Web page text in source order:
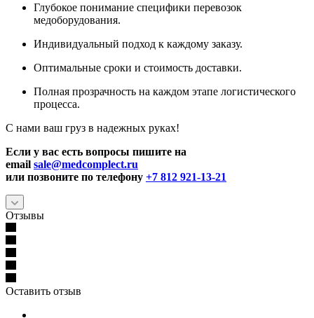
Глубокое понимание специфики перевозок
медоборудования.
Индивидуальный подход к каждому заказу.
Оптимальные сроки и стоимость доставки.
Полная прозрачность на каждом этапе логистического
процесса.
С нами ваш груз в надежных руках!
Если у вас есть вопросы пишите на
email sale@medcomplect.ru
или позвоните по телефону +7 812 921-13-21
Отзывы
Оставить отзыв